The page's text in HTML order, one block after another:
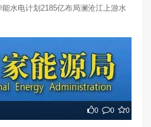
水电计划2185亿布局澜沧江上游水
0 0 0